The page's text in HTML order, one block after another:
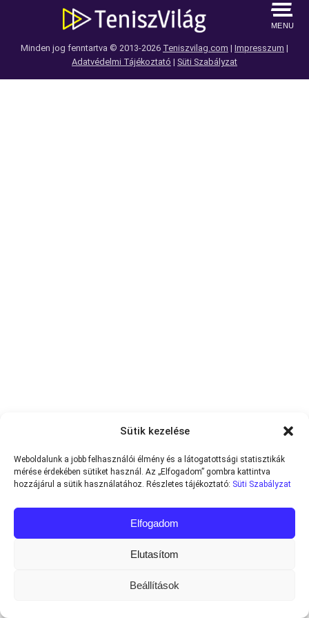
Sütik kezelése
Weboldalunk a jobb felhasználói élmény és a látogatottsági statisztikák
mérése érdekében sütiket használ. Az „Elfogadom” gombra kattintva
hozzájárul a sütik használatához. Részletes tájékoztató: Süti Szabályzat
Elfogadom
Elutasítom
Beállítások
MENU
Minden jog fenntartva © 2013-2026 Teniszvilag.com | Impresszum |
Adatvédelmi Tájékoztató | Süti Szabályzat